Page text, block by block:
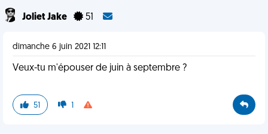
Joliet Jake 51
dimanche 6 juin 2021 12:11
Veux-tu m'épouser de juin à septembre ?
51 1